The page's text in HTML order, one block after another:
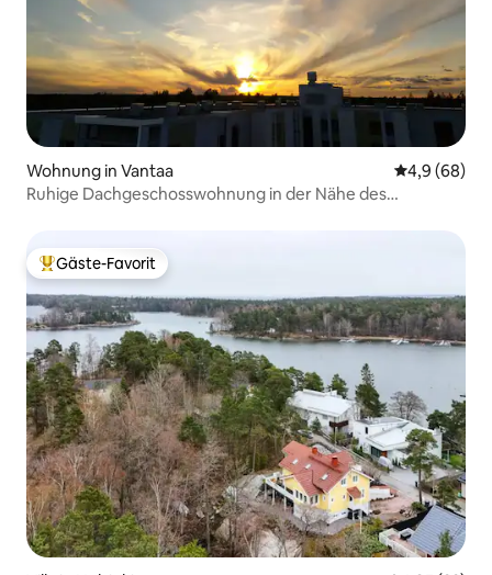
Wohnung in Vantaa
4,9 (68)
Ruhige Dachgeschosswohnung in der Nähe des
Beliebter Gäste-Favorit.
Gäste-Favorit